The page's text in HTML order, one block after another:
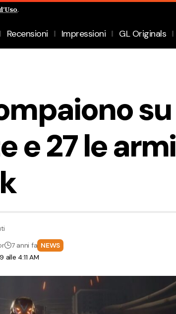
.
Recensioni Impressioni GL Originals
su
e 27 le armi
4:11 AM
7 anni fa NEWS